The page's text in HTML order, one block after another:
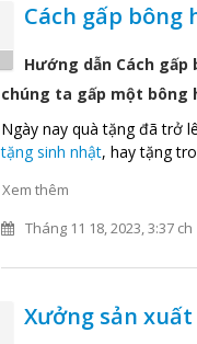
Cách gấp bông
Hướng dẫn Cách
chúng ta gấp một bông
Ngày nay quà tặng đã trở
tặng sinh nhật, hay tặng
Xem thêm
Tháng 11 18, 2023, 3:37 ch
Xưởng sản